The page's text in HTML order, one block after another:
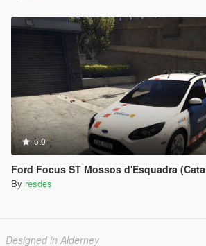
5.0
Ford Focus ST Mossos d'Esquadra (Catalonia police, Spain;
By resdes
Designed in Alderney